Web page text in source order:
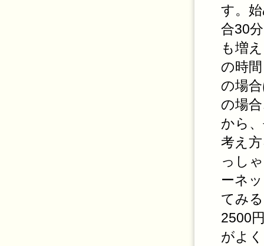
す。
合30
も増
の時
の場
の場
から
考え
っし
ーネ
てみ
2500
がよ